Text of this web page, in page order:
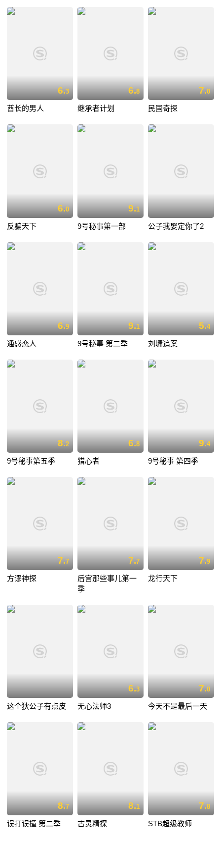
6.3
酋长的男人
6.8
继承者计划
7.0
民国奇探
6.0
反骗天下
9.1
9号秘事第一部 公子我娶定你了2
6.9
通感恋人
9.1
9号秘事 第二季
5.4
刘墉追案
8.2
9号秘事第五季
6.8
猎心者
9.4
9号秘事 第四季
7.7
方谬神探
7.7
后宫那些事儿第一
季
7.9
龙行天下
这个狄公子有点皮
6.3
无心法师3
7.0
今天不是最后一天
8.7
误打误撞 第二季
8.1
古灵精探
7.8
STB超级教师